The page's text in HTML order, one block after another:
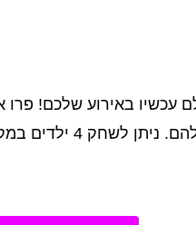
עכשיו באירוע שלכם!
בעזרת השלטים האלחוטיים.